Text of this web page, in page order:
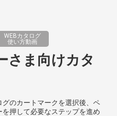
WEBカタログ
使い方動画
さま向けカタ
のカートマークを選択後、ペ
押して必要なステップを進め